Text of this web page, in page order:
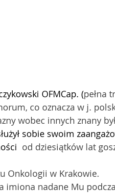
OFMCap. (pełna
co oznacza w j.
wobec innych znany
sobie swoim
od dziesiątków lat
Onkologii w Krakowie.
imiona nadane Mu